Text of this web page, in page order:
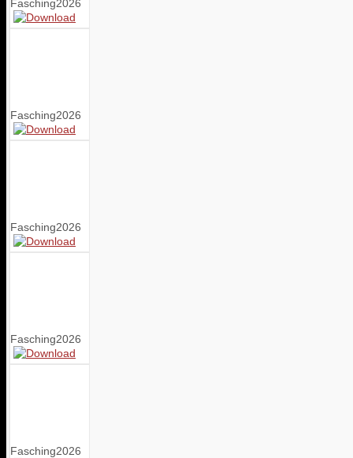
Fasching2026
Fasching2026
Fasching2026
Fasching2026
Fasching2026